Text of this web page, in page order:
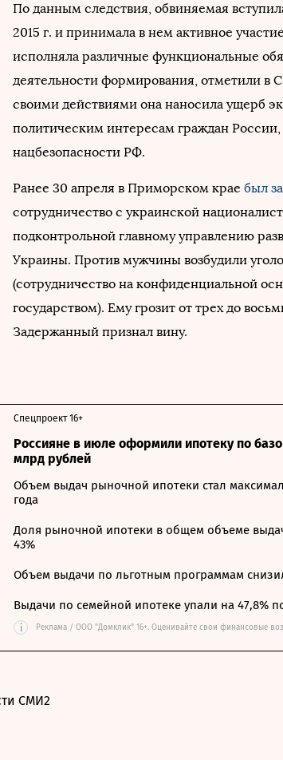
По данным следствия, обвиняемая
2015 г. и принимала в нем активное
исполняла различные функциональные
деятельности формирования, отметили в
своими действиями она наносила ущерб
политическим интересам граждан России,
нацбезопасности РФ.
Ранее 30 апреля в Приморском крае был
сотрудничество с украинской
подконтрольной главному управлению
Украины. Против мужчины возбудили
(сотрудничество на конфиденциальной
государством). Ему грозит от трех до
Задержанный признал вину.
Россияне в июле оформили ипотеку по
млрд рублей
Спецпроект 16+
Объем выдач рыночной ипотеки стал
года
Доля рыночной ипотеки в общем объеме
43%
Объем выдачи по льготным программам
Выдачи по семейной ипотеке упали на 47,8%
i Реклама / ООО "Домклик" 16+. Оценивайте свои финансовые
СМИ2